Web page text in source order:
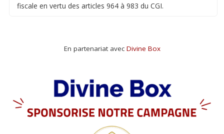
fiscale en vertu des articles 964 à 983 du CGI.
En partenariat avec Divine Box